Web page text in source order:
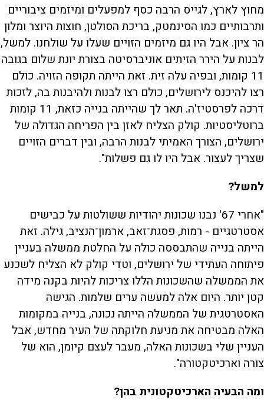
מחוץ לארץ, לגייס הרבה כסף למפעלים ומיזמים ציבוריים
ותרבותיים כמו הסינמטק, בריכת הסולטן, חוצות היוצר ומלון
הר ציון. אבל היו גם מיזמים הזויים שעלו על שולחנו. למשל,
לבנות על הירר הזיתים אוניברסיטה בצורת יונת שלום בגובה
11 קומות, ובפיה עלה זית. זאת הייתה תקופה הזויה. כולם
רצו להיכנס לירושלים, כולם רצו לבנות ולהיבנות בה, לזכות
דרכה לפרסטיז'ה. תאר לך שהייתה בנייה כזאת, 11 קומות
ברוטליסטיות. קולק הצליח לאזן בין הפריחה הגדולה של
ירושלים, הצורך האמיתי לבנות הרבה, ובין דברים הזויים
שצריך לעצור. אבל היו לו גם פשלות".
למשל?
"אחרי 67' נבנו שכונות יהודיות ששולטות על כבישים
אסטרטגיים - רמות, פסגת־זאב, ארמון־הנציב, גילה. זאת
הייתה בנייה שהתבססה כולה על החלטת ממשלה בעניין
פיתוחה העתידי של ירושלים, וטדי קולק לא הצליח לשכנע
את הממשלה שהשכונות הללו צריכות להיות בקנה מידה
קטן יותר. היום אלה למעשה ערים שלמות. הגישה
האסטרטגית של הממשלה הייתה נכונה, בנייה במקומות
האלה מבטיחה את מניעת חלוקתה של העיר מחדש, אבל
העניין שלי בשכונות האלה, מעבר לעצם קיומן, הוא של
צורה וארכיטקטורה".
ומה הבעיה הארכיטקטונית בהן?